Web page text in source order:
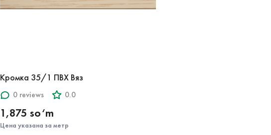
Кромка 35/1 ПВХ Вяз
0 reviews 0.0
1,875 so‘m
Цена указана за метр